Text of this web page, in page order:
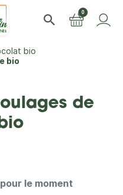
search 0
bio
bio
de
le moment